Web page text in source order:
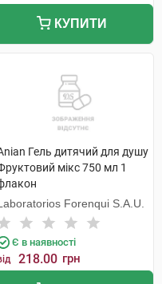
КУПИТИ
Гель дитячий для душу
мікс 750 мл 1
Forenqui S.A.U.
Є в наявності
218.00 грн